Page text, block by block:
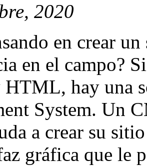
2020
en crear
en el campo?
HTML, hay una
System. Un
a crear su
gráfica que le